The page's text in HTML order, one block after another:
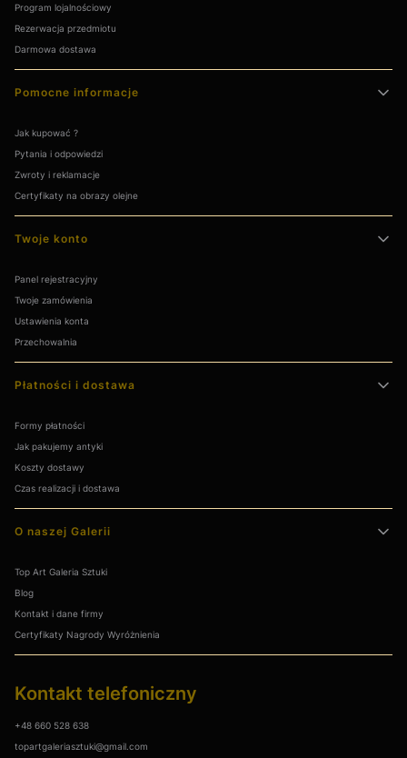
Program lojalnościowy
Rezerwacja przedmiotu
Darmowa dostawa
Pomocne informacje
Jak kupować ?
Pytania i odpowiedzi
Zwroty i reklamacje
Certyfikaty na obrazy olejne
Twoje konto
Panel rejestracyjny
Twoje zamówienia
Ustawienia konta
Przechowalnia
Płatności i dostawa
Formy płatności
Jak pakujemy antyki
Koszty dostawy
Czas realizacji i dostawa
O naszej Galerii
Top Art Galeria Sztuki
Blog
Kontakt i dane firmy
Certyfikaty Nagrody Wyróżnienia
Kontakt telefoniczny
+48 660 528 638
topartgaleriasztuki@gmail.com